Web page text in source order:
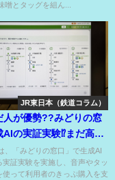
噌とタッグを組ん...
JR東日本（鉄道コラム）
人が優勢??みどりの窓
AIの実証実験⁉まだ高い
の壁??
、「みどりの窓口」で生成AI
実証実験を実施し、音声やタッ
使って利用者のきっぷ購入を支